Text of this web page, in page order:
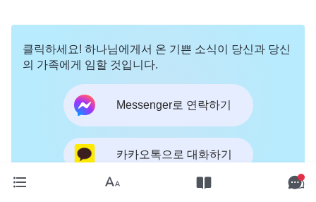
클릭하세요! 하나님에게서 온 기쁜 소식이 당신과 당신
의 가족에게 임할 것입니다.
Messenger로 연락하기
카카오톡으로 대화하기